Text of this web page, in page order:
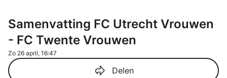
Samenvatting FC Utrecht Vrouwen
- FC Twente Vrouwen
Zo 26 april, 16:47
Delen